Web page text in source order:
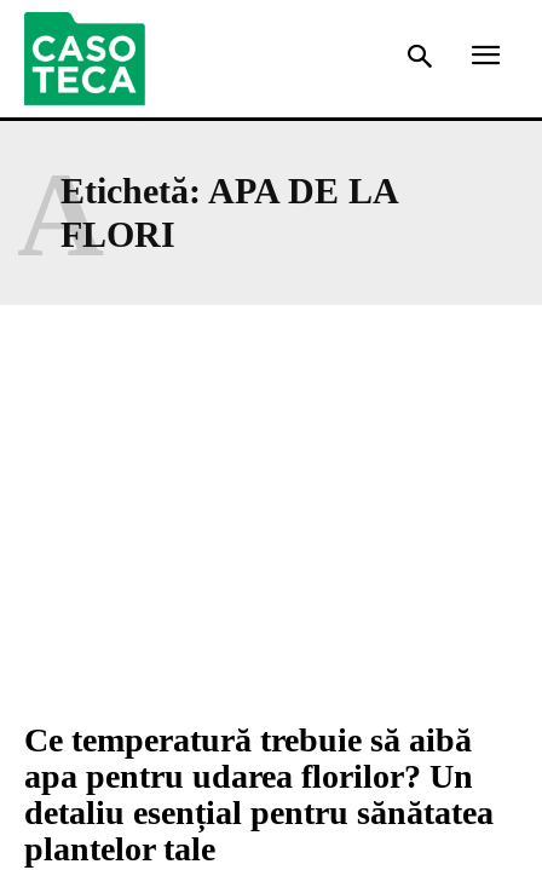
Etichetă: APA DE LA
FLORI
A
Ce temperatură trebuie să aibă
apa pentru udarea florilor? Un
detaliu esențial pentru sănătatea
plantelor tale